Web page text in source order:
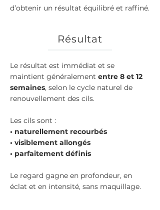
d’obtenir un résultat équilibré et raffiné.
Résultat
Le résultat est immédiat et se
maintient généralement entre 8 et 12
semaines, selon le cycle naturel de
renouvellement des cils.
Les cils sont :
• naturellement recourbés
• visiblement allongés
• parfaitement définis
Le regard gagne en profondeur, en
éclat et en intensité, sans maquillage.